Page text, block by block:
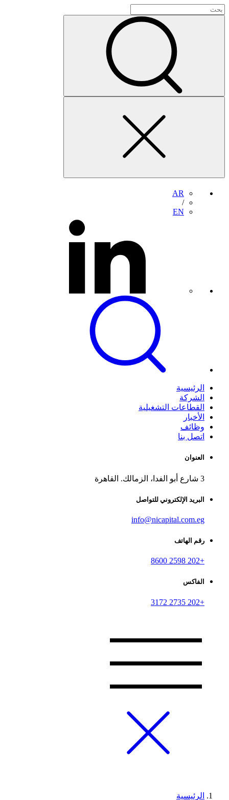
AR
/
EN
الرئيسية
الشركة
القطاعات التشغيلية
الأخبار
وظائف
اتصل بنا
العنوان
3 شارع أبو الفدا، الزمالك. القاهرة
البريد الإلكتروني للتواصل
info@nicapital.com.eg
رقم الهاتف
+202 2598 8600
الفاكس
+202 2735 3172
الرئيسية